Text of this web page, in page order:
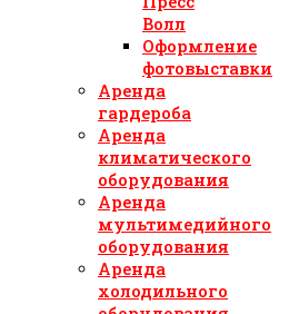
Волл
Оформление
фотовыставки
Аренда
гардероба
Аренда
климатического
оборудования
Аренда
мультимедийного
оборудования
Аренда
холодильного